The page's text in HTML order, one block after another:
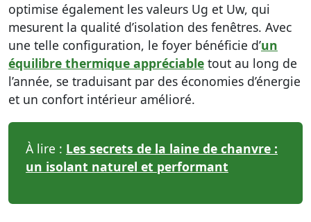
optimise également les valeurs Ug et Uw, qui
mesurent la qualité d’isolation des fenêtres. Avec
une telle configuration, le foyer bénéficie d’un
équilibre thermique appréciable tout au long de
l’année, se traduisant par des économies d’énergie
et un confort intérieur amélioré.
À lire : Les secrets de la laine de chanvre :
un isolant naturel et performant